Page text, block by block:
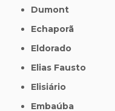
Dumont
Echaporã
Eldorado
Elias Fausto
Elisiário
Embaúba